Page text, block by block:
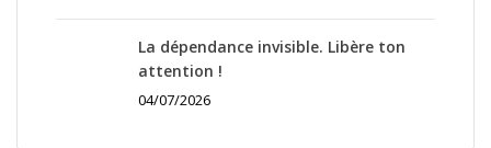
La dépendance invisible. Libère ton
attention !
04/07/2026